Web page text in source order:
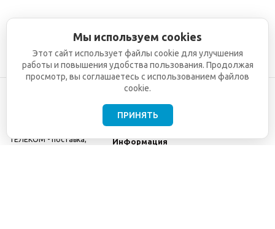
ТЕЛЕКОМ - поставка,
Информация
Мы используем cookies
Этот сайт использует файлы cookie для улучшения
работы и повышения удобства пользования. Продолжая
просмотр, вы соглашаетесь с использованием файлов
cookie.
ПРИНЯТЬ